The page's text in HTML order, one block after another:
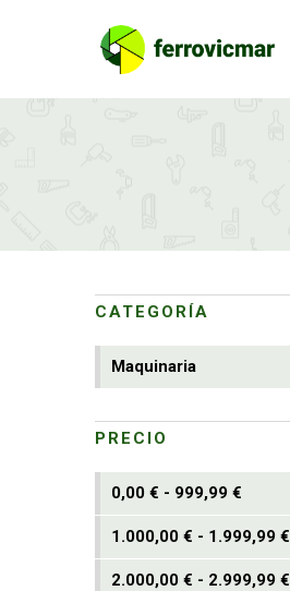
CATEGORÍA
Maquinaria
PRECIO
0,00 € - 999,99 €
1.000,00 € - 1.999,99 €
2.000,00 € - 2.999,99 €